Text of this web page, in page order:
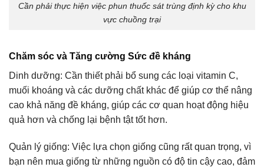
Cần phải thực hiện việc phun thuốc sát trùng định kỳ cho khu
vực chuồng trại
Chăm sóc và Tăng cường Sức đề kháng
Dinh dưỡng: Cần thiết phải bổ sung các loại vitamin C,
muối khoáng và các dưỡng chất khác để giúp cơ thể nâng
cao khả năng đề kháng, giúp các cơ quan hoạt động hiệu
quả hơn và chống lại bệnh tật tốt hơn.
Quản lý giống: Việc lựa chọn giống cũng rất quan trọng, vì
bạn nên mua giống từ những nguồn có độ tin cậy cao, đảm